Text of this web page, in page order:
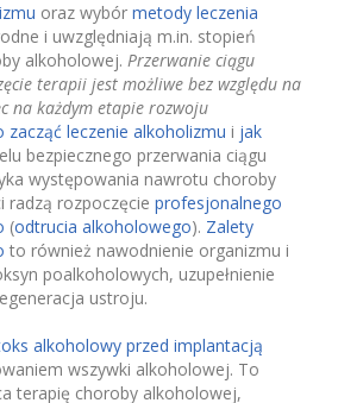
oraz wybór metody leczenia
i uwzględniają m.in. stopień
alkoholowej. Przerwanie ciągu
terapii jest możliwe bez względu na
na każdym etapie rozwoju
zacząć leczenie alkoholizmu i jak
bezpiecznego przerwania ciągu
występowania nawrotu choroby
radzą rozpoczęcie profesjonalnego
(odtrucia alkoholowego). Zalety
to również nawodnienie organizmu i
poalkoholowych, uzupełnienie
ustroju.
alkoholowy przed implantacją
wszywki alkoholowej. To
terapię choroby alkoholowej,